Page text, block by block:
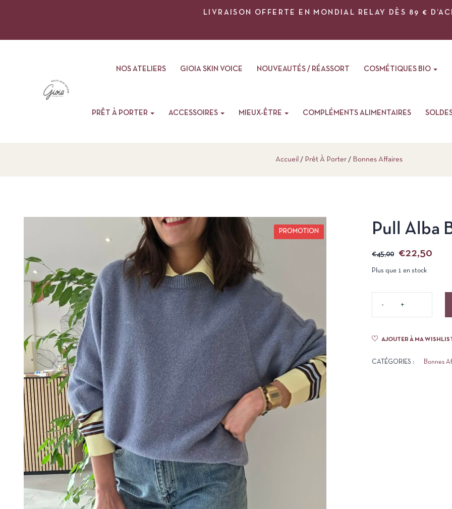
LIVRAISON OFFERTE EN MONDIAL RELAY DÈS 89 €
NOS ATELIERS GIOIA SKIN VOICE NOUVEAUTÉS / RÉASSORT COSMÉTIQUES BIO
PRÊT À PORTER ACCESSOIRES MIEUX-ÊTRE COMPLÉMENTS ALIMENTAIRES
Accueil Prêt À Porter Bonnes Affaires
PROMOTION Pull Alba
€45,00 €22,50
Plus que 1 en stock
AJOUTER À MA
CATÉGORIES : Bonnes